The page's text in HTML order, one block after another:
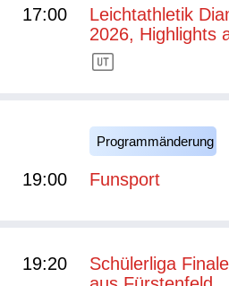
17:00
Leichtathletik
2026, Highlights
Programmänderung
19:00 Funsport
19:20
Schülerliga